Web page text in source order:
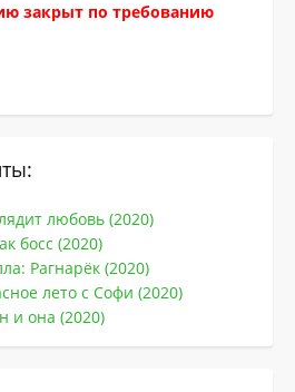
закрыт по требованию
любовь (2020)
босс (2020)
Рагнарёк (2020)
лето с Софи (2020)
и она (2020)